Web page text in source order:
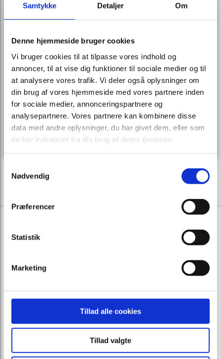
Samtykke Detaljer Om
Denne hjemmeside bruger cookies
Vi bruger cookies til at tilpasse vores indhold og
annoncer, til at vise dig funktioner til sociale medier og til
at analysere vores trafik. Vi deler også oplysninger om
din brug af vores hjemmeside med vores partnere inden
for sociale medier, annonceringspartnere og
analysepartnere. Vores partnere kan kombinere disse
data med andre oplysninger, du har givet dem, eller som
de har indsamlet fra din brug af deres tjenester.
Nødvendig
Præferencer
Statistik
Marketing
Tillad alle cookies
Tillad valgte
Vi kommer gerne ud og holder møde hjemme hos dig i
vante omgivelser, men du er også velkommen i vores
Bedemand Per Rasmussen
Koldingvej 195
8800 Viborg
CVR: 37 68 01 68
Google+ webside
Send os en mail:mail@bmpr.dk
Kontakt
8800 Viborg
mail@bmpr.dk
Se vores lokation på korther